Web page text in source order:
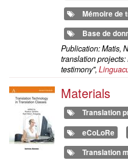
Mémoire de
Base de
Publication: Matis,
translation
testimony",
Materials
Translation
eCoLoRe
Translation